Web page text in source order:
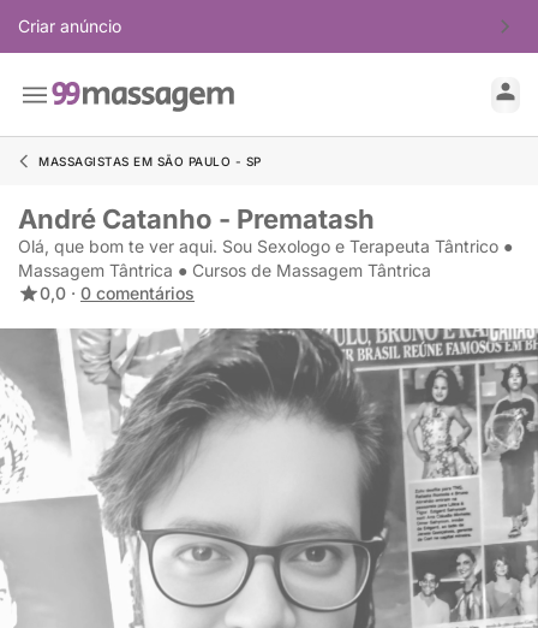
Criar anúncio
MASSAGISTAS EM SÃO PAULO - SP
André Catanho - Prematash
Olá, que bom te ver aqui. Sou Sexologo e Terapeuta Tântrico ●
Massagem Tântrica ● Cursos de Massagem Tântrica
0,0 · 0 comentários